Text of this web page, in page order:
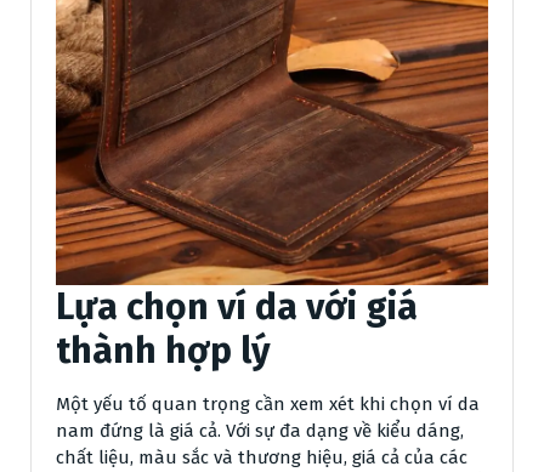
Lựa chọn ví da với giá
thành hợp lý
Một yếu tố quan trọng cần xem xét khi chọn ví da
nam đứng là giá cả. Với sự đa dạng về kiểu dáng,
chất liệu, màu sắc và thương hiệu, giá cả của các